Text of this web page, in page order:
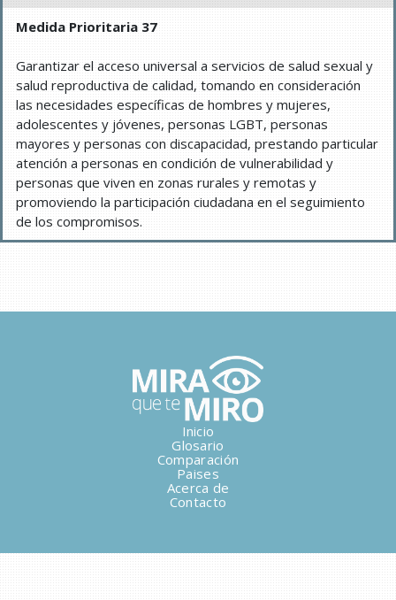
Medida Prioritaria 37
Garantizar el acceso universal a servicios de salud sexual y
salud reproductiva de calidad, tomando en consideración
las necesidades específicas de hombres y mujeres,
adolescentes y jóvenes, personas LGBT, personas
mayores y personas con discapacidad, prestando particular
atención a personas en condición de vulnerabilidad y
personas que viven en zonas rurales y remotas y
promoviendo la participación ciudadana en el seguimiento
de los compromisos.
Inicio
Glosario
Comparación
Paises
Acerca de
Contacto